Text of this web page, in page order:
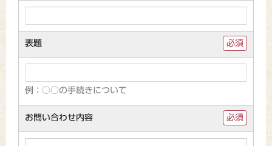
表題 必須
例：○○の手続きについて
お問い合わせ内容 必須